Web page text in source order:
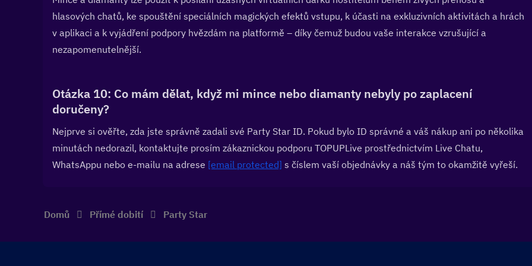
hlasových chatů, ke spouštění speciálních magických efektů vstupu, k účasti na exkluzivních aktivitách a hrách
v aplikaci a k vyjádření podpory hvězdám na platformě – díky čemuž budou vaše interakce vzrušující a
nezapomenutelnější.
Otázka 10: Co mám dělat, když mi mince nebo diamanty nebyly po zaplacení
doručeny?
Nejprve si ověřte, zda jste správně zadali své Party Star ID. Pokud bylo ID správné a váš nákup ani po několika
minutách nedorazil, kontaktujte prosím zákaznickou podporu TOPUPLive prostřednictvím Live Chatu,
WhatsAppu nebo e-mailu na adrese [email protected] s číslem vaší objednávky a náš tým to okamžitě vyřeší.
Domů Přímé dobití Party Star